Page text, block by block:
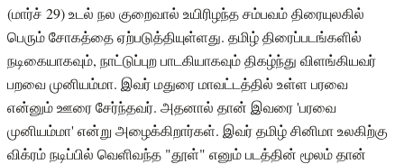
(மார்ச் 29) உடல் நல குறைவால் உயிரிழந்த சம்பவம் திரையுலகில்
பெரும் சோகத்தை ஏற்படுத்தியுள்ளது. தமிழ் திரைப்படங்களில்
நடிகையாகவும், நாட்டுப்புற பாடகியாகவும் திகழ்ந்து விளங்கியவர்
பறவை முனியம்மா. இவர் மதுரை மாவட்டத்தில் உள்ள பரவை
என்னும் ஊரை சேர்ந்தவர். அதனால் தான் இவரை 'பரவை
முனியம்மா' என்று அழைக்கிறார்கள். இவர் தமிழ் சினிமா உலகிற்கு
விக்ரம் நடிப்பில் வெளிவந்த "தூள்" எனும் படத்தின் மூலம் தான்